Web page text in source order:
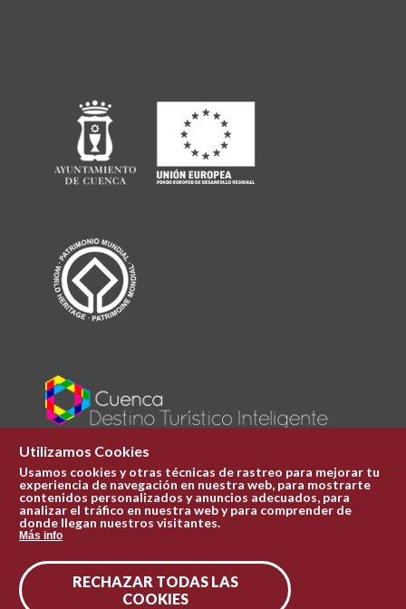
Plaza Mayor 1
969 241 051
ofi.turismo@cuenca.es
Síguenos en las redes
Utilizamos Cookies
Usamos cookies y otras técnicas de rastreo para mejorar tu
experiencia de navegación en nuestra web, para mostrarte
contenidos personalizados y anuncios adecuados, para
analizar el tráfico en nuestra web y para comprender de
donde llegan nuestros visitantes.
Más info
RECHAZAR TODAS LAS
COOKIES